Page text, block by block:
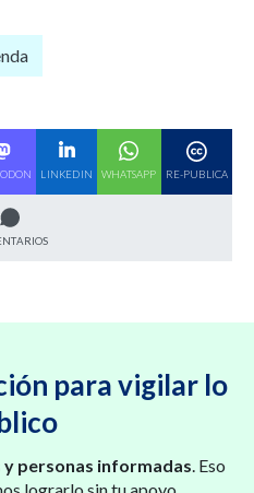
LINKEDIN WHATSAPP RE-PUBLICA
para vigilar lo
personas informadas. Eso